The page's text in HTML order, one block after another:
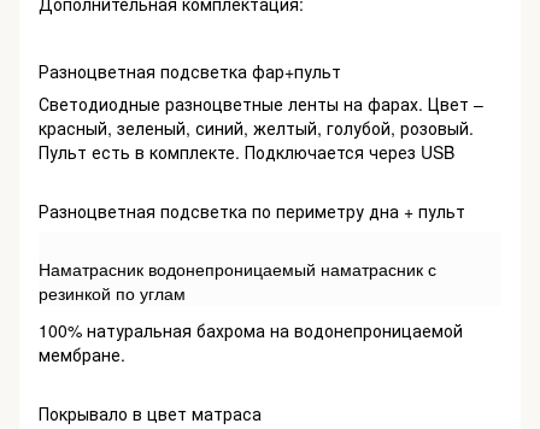
Разноцветная подсветка фар+пульт
Светодиодные разноцветные ленты на фарах. Цвет –
красный, зеленый, синий, желтый, голубой, розовый.
Пульт есть в комплекте. Подключается через USB
Разноцветная подсветка по периметру дна + пульт
Наматрасник водонепроницаемый наматрасник с
резинкой по углам
100% натуральная бахрома на водонепроницаемой
мембране.
Покрывало в цвет матраса